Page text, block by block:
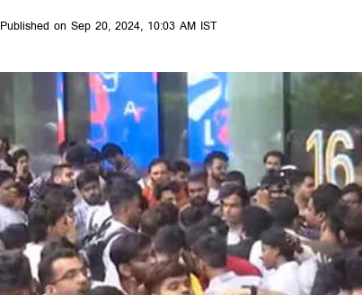
Published on Sep 20, 2024, 10:03 AM IST